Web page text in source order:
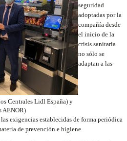
Centrales Lidl España) y
AENOR)
seguridad
adoptadas por la
compañía desde
el inicio de la
crisis sanitaria
no sólo se
adaptan a las
exigencias establecidas de forma periódica
de prevención e higiene.